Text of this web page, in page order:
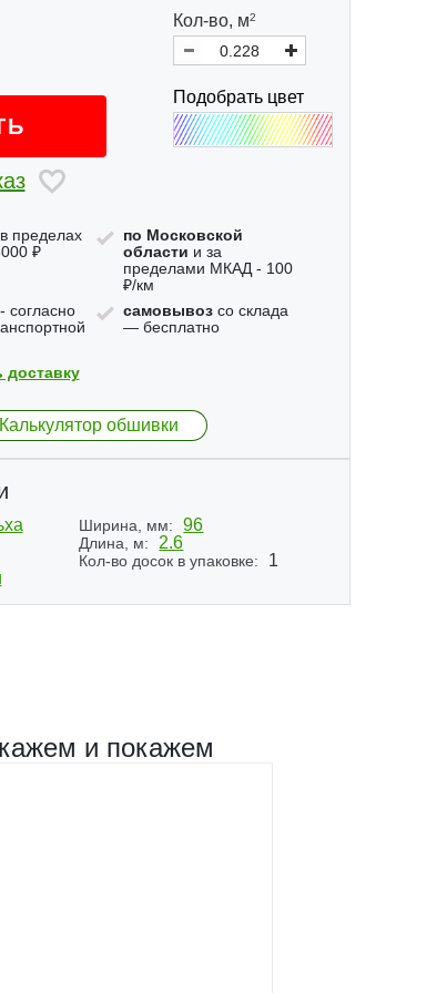
Кол-во, м2
Подобрать цвет
пределах
₽
по Московской
области и за
пределами МКАД - 100
₽/км
- согласно
самовывозсо склада
— бесплатно
доставку
Калькулятор обшивки
Ширина, мм: 96
Длина, м: 2.6
Кол-во досок в упаковке: 1
и покажем